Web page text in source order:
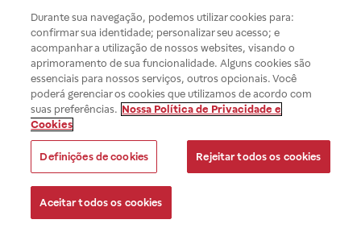
Durante sua navegação, podemos utilizar cookies para:
confirmar sua identidade; personalizar seu acesso; e
acompanhar a utilização de nossos websites, visando o
aprimoramento de sua funcionalidade. Alguns cookies são
essenciais para nossos serviços, outros opcionais. Você
poderá gerenciar os cookies que utilizamos de acordo com
suas preferências. Nossa Política de Privacidade e
Cookies
Definições de cookies Rejeitar todos os cookies
Aceitar todos os cookies